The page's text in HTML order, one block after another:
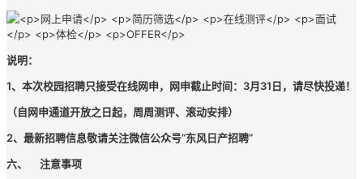
说明：
1、本次校园招聘只接受在线网申，网申截止时间： 3月31日，请尽快投递！
（自网申通道开放之日起，周周测评、滚动安排）
2、最新招聘信息敬请关注微信公众号“东风日产招聘”
六、 注意事项